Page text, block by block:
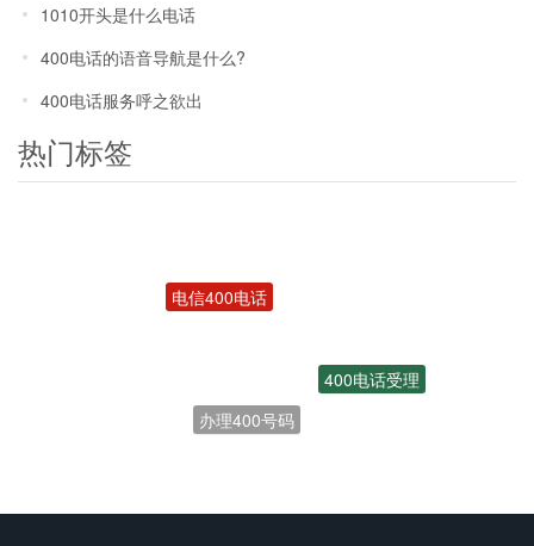
1010开头是什么电话
400电话的语音导航是什么?
400电话服务呼之欲出
热门标签
400电话受理
电信400电话